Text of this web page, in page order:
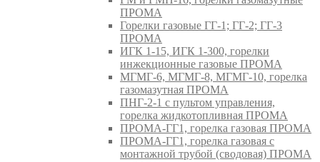
ПРОМА
Горелки газовые ГГ-1; ГГ-2; ГГ-3
ПРОМА
ИГК 1-15, ИГК 1-300, горелки
инжекционные газовые ПРОМА
МГМГ-6, МГМГ-8, МГМГ-10, горелка
газомазутная ПРОМА
ПНГ-2-1 с пультом управления,
горелка жидкотопливная ПРОМА
ПРОМА-ГГ1, горелка газовая ПРОМА
ПРОМА-ГГ1, горелка газовая с
монтажной трубой (сводовая) ПРОМА